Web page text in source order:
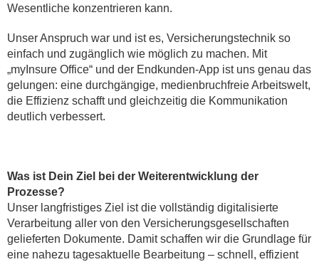
Wesentliche konzentrieren kann.
Unser Anspruch war und ist es, Versicherungstechnik so
einfach und zugänglich wie möglich zu machen. Mit
„myInsure Office“ und der Endkunden-App ist uns genau das
gelungen: eine durchgängige, medienbruchfreie Arbeitswelt,
die Effizienz schafft und gleichzeitig die Kommunikation
deutlich verbessert.
Was ist Dein Ziel bei der Weiterentwicklung der
Prozesse?
Unser langfristiges Ziel ist die vollständig digitalisierte
Verarbeitung aller von den Versicherungsgesellschaften
gelieferten Dokumente. Damit schaffen wir die Grundlage für
eine nahezu tagesaktuelle Bearbeitung – schnell, effizient